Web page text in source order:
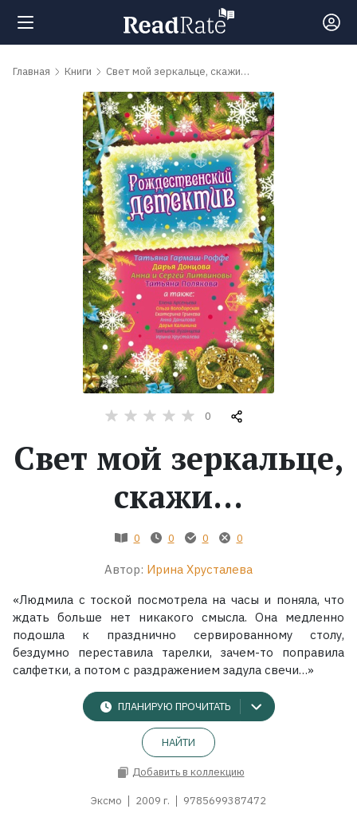
Поиск
Рейтинги
обсуждаемые
Главная Книги Свет мой зеркальце, скажи…
0
Свет мой зеркальце,
скажи…
0 0 0 0
Автор: Ирина Хрусталева
«Людмила с тоской посмотрела на часы и поняла, что
ждать больше нет никакого смысла. Она медленно
подошла к празднично сервированному столу,
бездумно переставила тарелки, зачем-то поправила
салфетки, а потом с раздражением задула свечи…»
ПЛАНИРУЮ ПРОЧИТАТЬ
НАЙТИ
Добавить в коллекцию
Эксмо 2009 г. 9785699387472